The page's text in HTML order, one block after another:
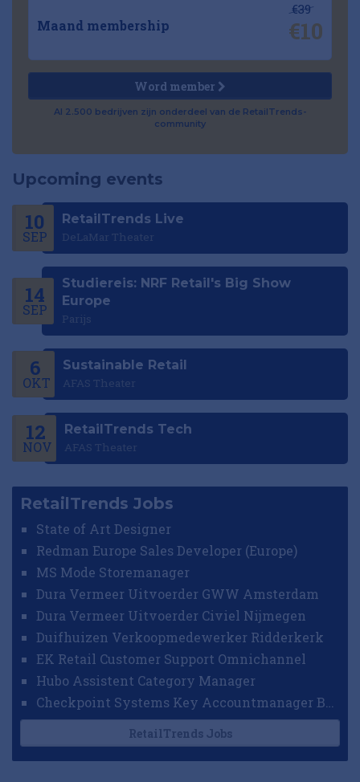
Maand membership
€39
€10
Word member
Al 2.500 bedrijven zijn onderdeel van de RetailTrends-
community
Upcoming events
10
SEP
RetailTrends Live
DeLaMar Theater
14
SEP
Studiereis: NRF Retail's Big Show
Europe
Parijs
6
OKT
Sustainable Retail
AFAS Theater
12
NOV
RetailTrends Tech
AFAS Theater
RetailTrends Jobs
State of Art Designer
Redman Europe Sales Developer (Europe)
MS Mode Storemanager
Dura Vermeer Uitvoerder GWW Amsterdam
Dura Vermeer Uitvoerder Civiel Nijmegen
Duifhuizen Verkoopmedewerker Ridderkerk
EK Retail Customer Support Omnichannel
Hubo Assistent Category Manager
RetailTrends Jobs